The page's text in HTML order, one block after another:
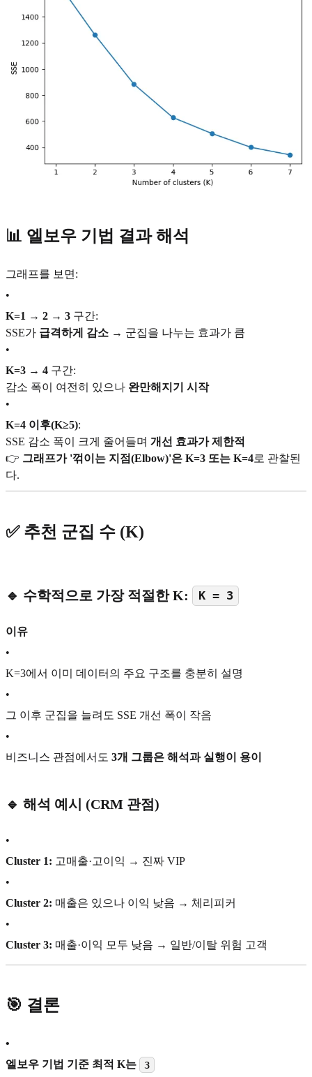
📊 엘보우 기법 결과 해석
그래프를 보면:
•
K=1 → 2 → 3 구간:
SSE가 급격하게 감소 → 군집을 나누는 효과가 큼
•
K=3 → 4 구간:
감소 폭이 여전히 있으나 완만해지기 시작
•
K=4 이후(K≥5):
SSE 감소 폭이 크게 줄어들며 개선 효과가 제한적
👉 그래프가 '꺾이는 지점(Elbow)'은 K=3 또는 K=4로 관찰된
다.
✅ 추천 군집 수 (K)
🔹 수학적으로 가장 적절한 K: K = 3
이유
•
K=3에서 이미 데이터의 주요 구조를 충분히 설명
•
그 이후 군집을 늘려도 SSE 개선 폭이 작음
•
비즈니스 관점에서도 3개 그룹은 해석과 실행이 용이
🔹 해석 예시 (CRM 관점)
•
Cluster 1: 고매출·고이익 → 진짜 VIP
•
Cluster 2: 매출은 있으나 이익 낮음 → 체리피커
•
Cluster 3: 매출·이익 모두 낮음 → 일반/이탈 위험 고객
🎯 결론
•
엘보우 기법 기준 최적 K는
3